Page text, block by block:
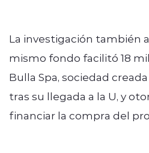
La investigación también
mismo fondo facilitó 18
Bulla Spa, sociedad
tras su llegada a la U, y
financiar la compra del